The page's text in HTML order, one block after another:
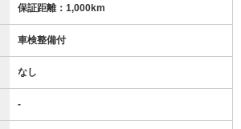
保証距離：1,000km
車検整備付
なし
-